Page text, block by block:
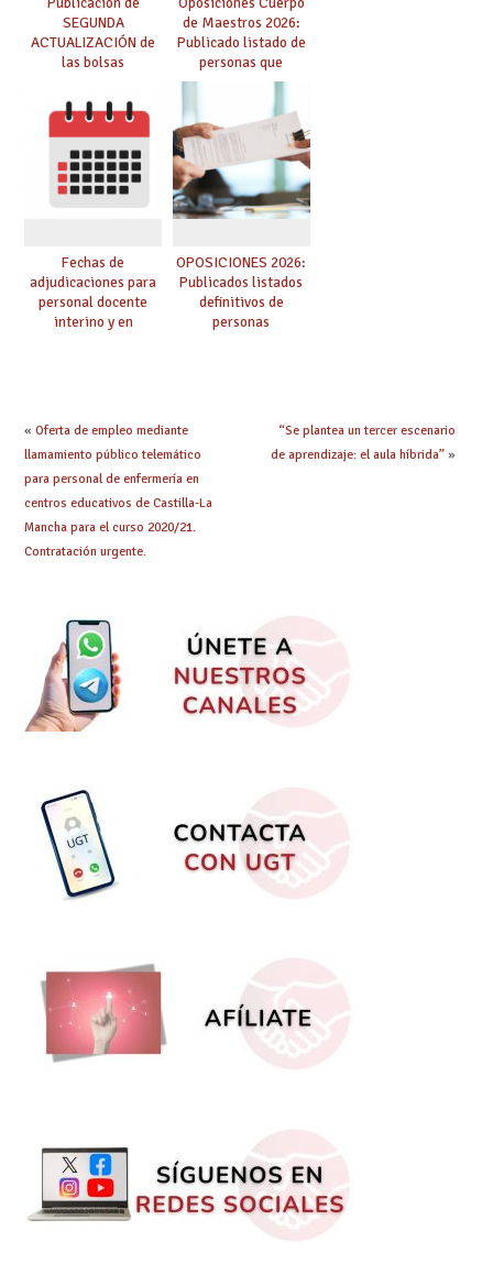
SEGUNDA
ACTUALIZACIÓN de
las bolsas
Cuerpo de Maestros
de especialidades
convocadas a
oposición
de Maestros 2026:
Publicado listado de
personas que
adquieren nueva
especialidad
Fechas de
adjudicaciones para
personal docente
interino y en
OPOSICIONES 2026:
Publicados listados
definitivos de
personas
« Oferta de empleo mediante
llamamiento público telemático
para personal de enfermería en
centros educativos de Castilla-La
Mancha para el curso 2020/21.
Contratación urgente.
“Se plantea un tercer escenario
de aprendizaje: el aula híbrida”»